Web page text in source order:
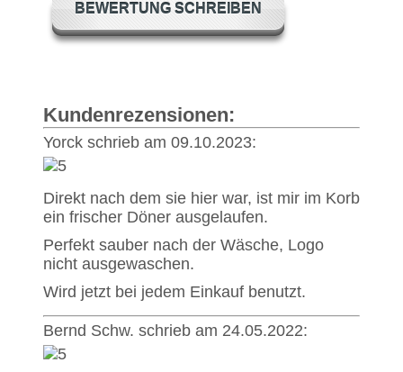
BEWERTUNG SCHREIBEN
Kundenrezensionen:
Yorck schrieb am 09.10.2023:
Direkt nach dem sie hier war, ist mir im Korb
ein frischer Döner ausgelaufen.
Perfekt sauber nach der Wäsche, Logo
nicht ausgewaschen.
Wird jetzt bei jedem Einkauf benutzt.
Bernd Schw. schrieb am 24.05.2022: